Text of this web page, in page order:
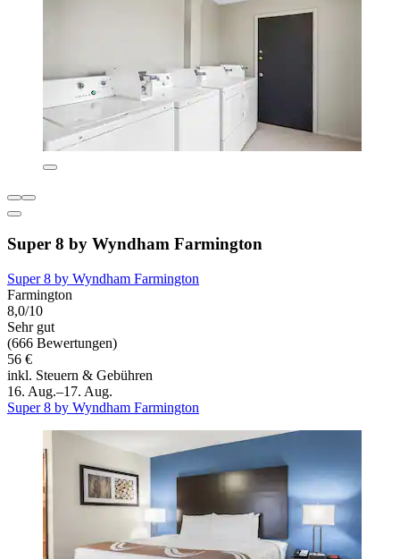
Super 8 by Wyndham Farmington
Super 8 by Wyndham Farmington
Farmington
8,0/10
Sehr gut
(666 Bewertungen)
56 €
inkl. Steuern & Gebühren
16. Aug.–17. Aug.
Super 8 by Wyndham Farmington